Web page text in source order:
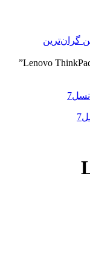
گران‌ترین